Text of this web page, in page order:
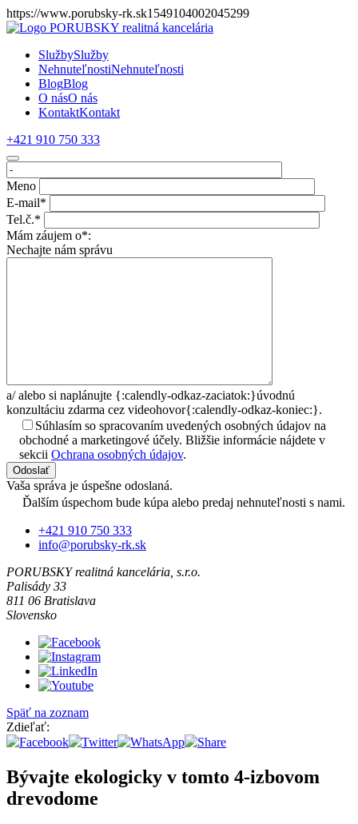
https://www.porubsky-rk.sk1549104002045299
SlužbySlužby
NehnuteľnostiNehnuteľnosti
BlogBlog
O násO nás
KontaktKontakt
+421 910 750 333
Meno
E-mail*
Tel.č.*
Mám záujem o*:
Nechajte nám správu
a/alebo si naplánujte {:calendly-odkaz-zaciatok:}úvodnú
konzultáciu zdarma cez videohovor{:calendly-odkaz-koniec:}.
Súhlasím so spracovaním uvedených osobných údajov na
obchodné a marketingové účely. Bližšie informácie nájdete v
sekcii Ochrana osobných údajov.
Odoslať
Vaša správa je úspešne odoslaná.
Ďalším úspechom bude kúpa alebo predaj nehnuteľnosti s nami.
+421 910 750 333
info@porubsky-rk.sk
PORUBSKY realitná kancelária, s.r.o.
Palisády 33
811 06 Bratislava
Slovensko
Späť na zoznam
Zdieľať:
Bývajte ekologicky v tomto 4-izbovom
drevodome